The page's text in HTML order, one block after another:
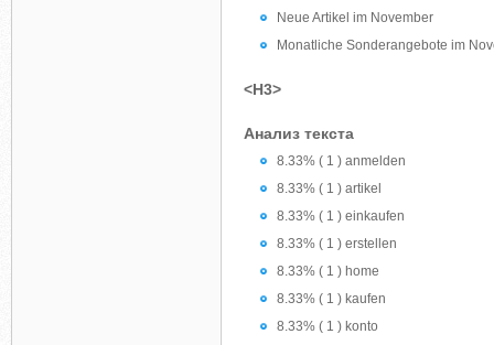
Neue Artikel im November
Monatliche Sonderangebote im
<H3>
Анализ текста
8.33% ( 1 ) anmelden
8.33% ( 1 ) artikel
8.33% ( 1 ) einkaufen
8.33% ( 1 ) erstellen
8.33% ( 1 ) home
8.33% ( 1 ) kaufen
8.33% ( 1 ) konto